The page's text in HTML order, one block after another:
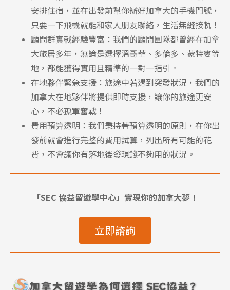
熱門搜尋：
Pathway
Latest News 最新消息
Promotion 最新優惠
Program 課程選擇
SEC 知識庫
安排住宿，並在出發前幫你辦好加拿大的手機門號，
只要一下飛機就能和家人朋友聯絡，生活無縫接軌！
顧問群實戰經驗豐富：我們的顧問團隊都曾經在加拿
大旅居多年，無論是選擇溫哥華、多倫多、蒙特婁等
地，都能獲得實用且精準的一對一指引。
在地夥伴緊急支援：旅途中若遇到突發狀況，我們的
加拿大在地夥伴將提供即時支援，讓你的旅途更安
心，不必孤軍奮戰！
費用預算透明：我們秉持著預算透明的原則，在你出
發前就會進行完整的費用試算，列出所有可能的花
費，不會讓你有落地後發現錢不夠用的狀況。
「SEC 協益留遊學中心」實現你的加拿大夢！
立即諮詢